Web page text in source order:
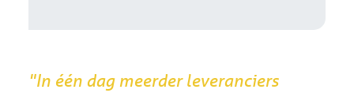
"In één dag meerder leveranciers